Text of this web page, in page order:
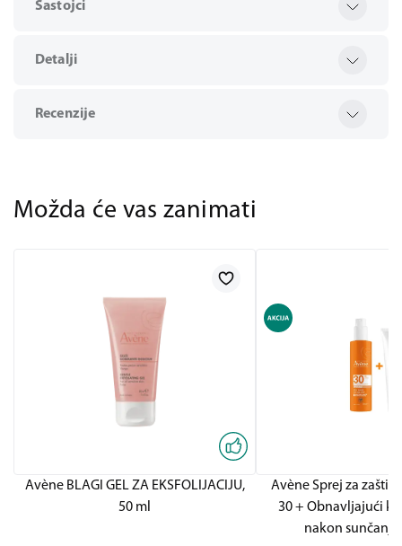
Sastojci
Detalji
Recenzije
Možda će vas zanimati
Avène BLAGI GEL ZA EKSFOLIJACIJU,
50 ml
Avène Sprej za
30 + Obnavljajući
nakon sunčanja